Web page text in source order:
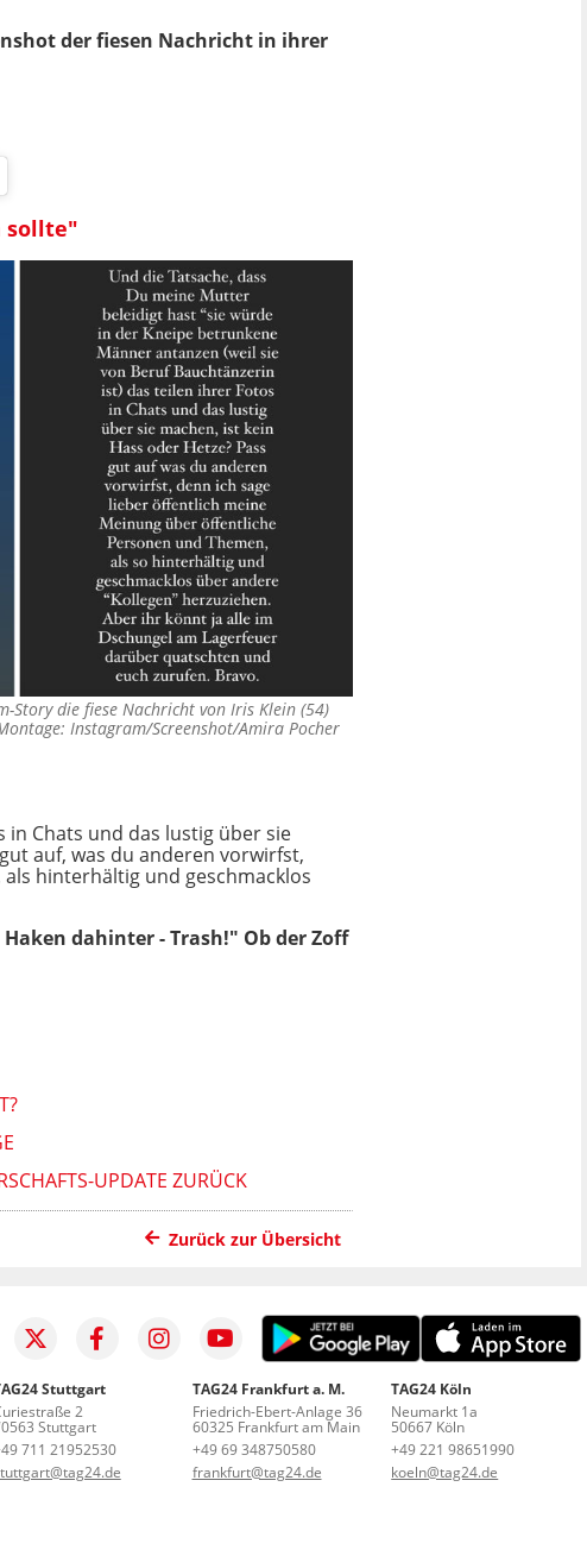
der fiesen Nachricht in ihrer
sollte"
die fiese Nachricht von Iris Klein (54)
Instagram/Screenshot/Amira Pocher
in Chats und das lustig über sie
auf, was du anderen vorwirfst,
hinterhältig und geschmacklos
dahinter - Trash!" Ob der Zoff
UPDATE ZURÜCK
Zurück zur Übersicht
Stuttgart
2
Stuttgart
711 21952530
TAG24 Frankfurt a. M.
Friedrich-Ebert-Anlage 36
60325 Frankfurt am Main
+49 69 348750580
frankfurt@tag24.de
TAG24 Köln
Neumarkt 1a
50667 Köln
+49 221 98651990
koeln@tag24.de